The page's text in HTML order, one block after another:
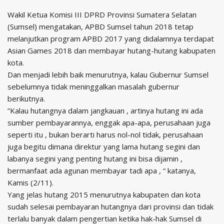
Wakil Ketua Komisi III DPRD Provinsi Sumatera Selatan
(Sumsel) mengatakan, APBD Sumsel tahun 2018 tetap
melanjutkan program APBD 2017 yang didalamnya terdapat
Asian Games 2018 dan membayar hutang-hutang kabupaten
kota.
Dan menjadi lebih baik menurutnya, kalau Gubernur Sumsel
sebelumnya tidak meninggalkan masalah gubernur
berikutnya.
”Kalau hutangnya dalam jangkauan , artinya hutang ini ada
sumber pembayarannya, enggak apa-apa, perusahaan juga
seperti itu , bukan berarti harus nol-nol tidak, perusahaan
juga begitu dimana direktur yang lama hutang segini dan
labanya segini yang penting hutang ini bisa dijamin ,
bermanfaat ada agunan membayar tadi apa , “ katanya,
Kamis (2/11).
Yang jelas hutang 2015 menurutnya kabupaten dan kota
sudah selesai pembayaran hutangnya dari provinsi dan tidak
terlalu banyak dalam pengertian ketika hak-hak Sumsel di